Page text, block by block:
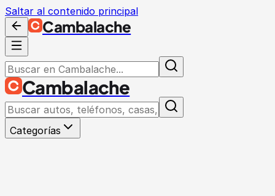
Saltar al contenido principal
Cambalache
Cambalache
Categorías